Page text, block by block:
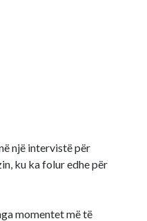
një intervistë për
ku ka folur edhe për
momentet më të